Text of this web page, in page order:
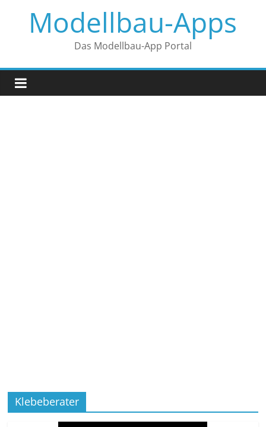
springenModellbau-Apps
Das Modellbau-App Portal
Klebeberater